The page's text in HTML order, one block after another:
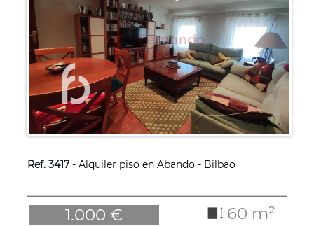
Ref. 3417- Alquiler piso en Abando - Bilbao
1.000 €
60 m²